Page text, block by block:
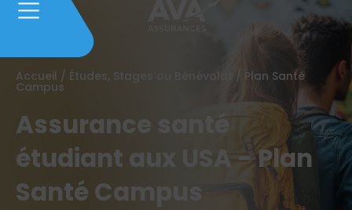
Accueil / Études, Stages ou Bénévolat / Plan Santé
Campus
Assurance santé
étudiant aux USA - Plan
Santé Campus